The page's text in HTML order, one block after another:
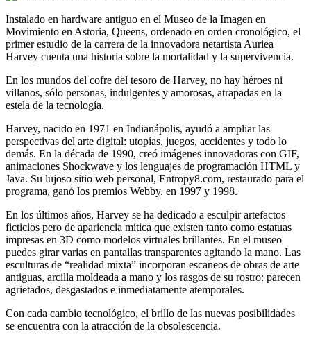
Instalado en hardware antiguo en el Museo de la Imagen en
Movimiento en Astoria, Queens, ordenado en orden cronológico, el
primer estudio de la carrera de la innovadora netartista Auriea
Harvey cuenta una historia sobre la mortalidad y la supervivencia.
En los mundos del cofre del tesoro de Harvey, no hay héroes ni
villanos, sólo personas, indulgentes y amorosas, atrapadas en la
estela de la tecnología.
Harvey, nacido en 1971 en Indianápolis, ayudó a ampliar las
perspectivas del arte digital: utopías, juegos, accidentes y todo lo
demás. En la década de 1990, creó imágenes innovadoras con GIF,
animaciones Shockwave y los lenguajes de programación HTML y
Java. Su lujoso sitio web personal, Entropy8.com, restaurado para el
programa, ganó los premios Webby. en 1997 y 1998.
En los últimos años, Harvey se ha dedicado a esculpir artefactos
ficticios pero de apariencia mítica que existen tanto como estatuas
impresas en 3D como modelos virtuales brillantes. En el museo
puedes girar varias en pantallas transparentes agitando la mano. Las
esculturas de “realidad mixta” incorporan escaneos de obras de arte
antiguas, arcilla moldeada a mano y los rasgos de su rostro: parecen
agrietados, desgastados e inmediatamente atemporales.
Con cada cambio tecnológico, el brillo de las nuevas posibilidades
se encuentra con la atracción de la obsolescencia.